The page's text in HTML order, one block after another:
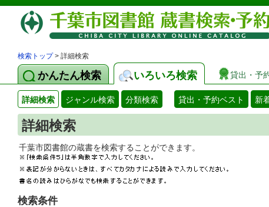
検索トップ> 詳細検索
かんたん検索 いろいろ検索 貸出・予
詳細検索 ジャンル検索 分類検索 貸出・予約ベスト 新
詳細検索
千葉市図書館の蔵書を検索することができます
検索条件